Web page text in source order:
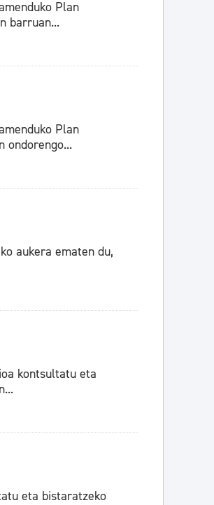
Plan
barruan...
Plan
ondorengo...
aukera ematen du,
kontsultatu eta
eta bistaratzeko